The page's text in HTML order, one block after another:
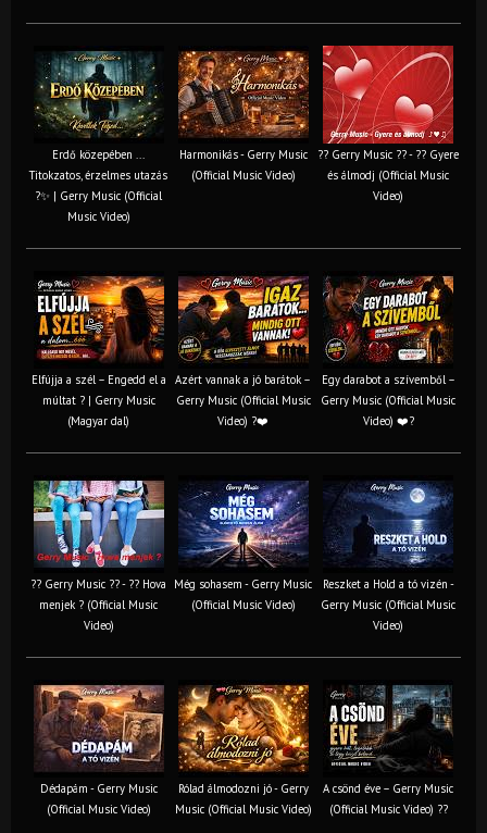
Erdő közepében ...
Titokzatos, érzelmes utazás
?✨ | Gerry Music (Official
Music Video)
Harmonikás - Gerry Music
(Official Music Video)
?? Gerry Music ?? - ?? Gyere
és álmodj (Official Music
Video)
Elfújja a szél – Engedd el a
múltat ? | Gerry Music
(Magyar dal)
Azért vannak a jó barátok –
Gerry Music (Official Music
Video) ?❤️
Egy darabot a szívemből –
Gerry Music (Official Music
Video) ❤️?
?? Gerry Music ?? - ?? Hova
menjek ? (Official Music
Video)
Még sohasem - Gerry Music
(Official Music Video)
Reszket a Hold a tó vizén -
Gerry Music (Official Music
Video)
Dédapám - Gerry Music
(Official Music Video)
Rólad álmodozni jó - Gerry
Music (Official Music Video)
A csönd éve – Gerry Music
(Official Music Video) ??